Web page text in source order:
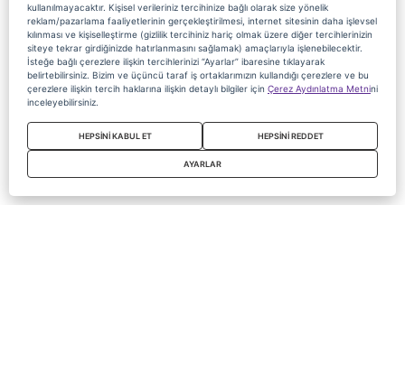
kullanılmayacaktır. Kişisel verileriniz tercihinize bağlı olarak size yönelik
reklam/pazarlama faaliyetlerinin gerçekleştirilmesi, internet sitesinin daha işlevsel
kılınması ve kişiselleştirme (gizlilik tercihiniz hariç olmak üzere diğer tercihlerinizin
siteye tekrar girdiğinizde hatırlanmasını sağlamak) amaçlarıyla işlenebilecektir.
İsteğe bağlı çerezlere ilişkin tercihlerinizi “Ayarlar” ibaresine tıklayarak
belirtebilirsiniz. Bizim ve üçüncü taraf iş ortaklarımızın kullandığı çerezlere ve bu
çerezlere ilişkin tercih haklarına ilişkin detaylı bilgiler için Çerez Aydınlatma Metnini
inceleyebilirsiniz.
HEPSİNİ KABUL ET HEPSİNİ REDDET
AYARLAR